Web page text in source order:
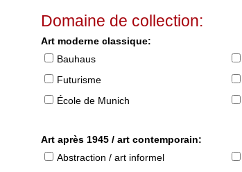
Domaine de collection:
Art moderne classique:
Bauhaus
Futurisme
École de Munich
Art après 1945 / art contemporain:
Abstraction / art informel